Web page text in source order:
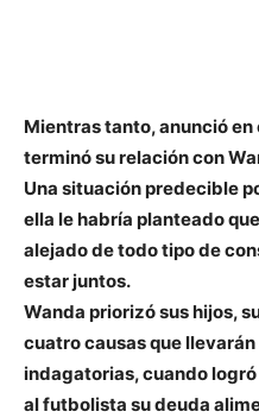
Mientras tanto, anunció
terminó su relación con
Una situación predecible
ella le habría planteado
alejado de todo tipo de
estar juntos.
Wanda priorizó sus hijos,
cuatro causas que
indagatorias, cuando
al futbolista su deuda